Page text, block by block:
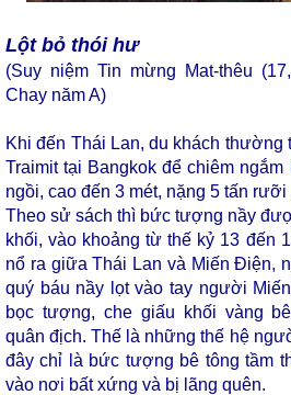
Lột bỏ thói hư
(Suy niệm Tin mừng Mat-thêu
Chay năm A)
Khi đến Thái Lan, du khách thường
Traimit tại Bangkok để chiêm
ngồi, cao đến 3 mét, nặng 5 tấn rưỡi
Theo sử sách thì bức tượng nầy
khối, vào khoảng từ thế kỷ 13 đến
nổ ra giữa Thái Lan và Miến Điện,
quý báu nầy lọt vào tay người
bọc tượng, che giấu khối vàng
quân địch. Thế là những thế hệ
đây chỉ là bức tượng bê tông tầm
vào nơi bất xứng và bị lãng quên.